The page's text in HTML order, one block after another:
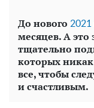
До нового 2021
месяцев. А это
тщательно
которых
все, чтобы
и счастливым.